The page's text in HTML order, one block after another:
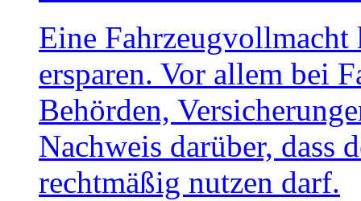
Eine
ersparen. Vor allem bei
Behörden,
Nachweis darüber, dass
rechtmäßig nutzen darf.